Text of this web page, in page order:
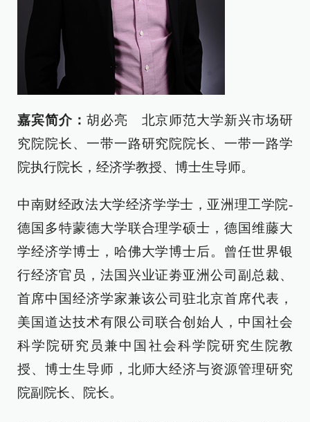
嘉宾简介： 胡必亮 北京师范大学新兴市场研
究院院长、一带一路研究院院长、一带一路学
院执行院长，经济学教授、博士生导师。
中南财经政法大学经济学学士，亚洲理工学院-
德国多特蒙德大学联合理学硕士，德国维藤大
学经济学博士，哈佛大学博士后。曾任世界银
行经济官员，法国兴业证劵亚洲公司副总裁、
首席中国经济学家兼该公司驻北京首席代表，
美国道达技术有限公司联合创始人，中国社会
科学院研究员兼中国社会科学院研究生院教
授、博士生导师，北师大经济与资源管理研究
院副院长、院长。